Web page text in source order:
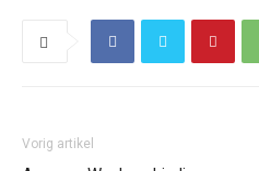
Vorig artikel